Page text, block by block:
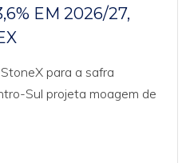
EM 2026/27,
para a safra
Sul projeta moagem de